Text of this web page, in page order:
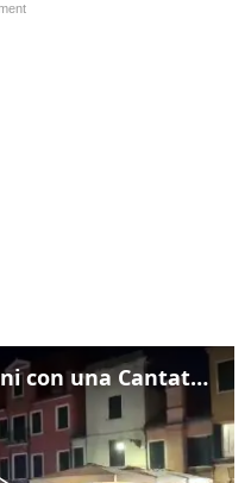
Venezia omaggia Guccini con una Cantata Anarchica in campo Santa Margherita